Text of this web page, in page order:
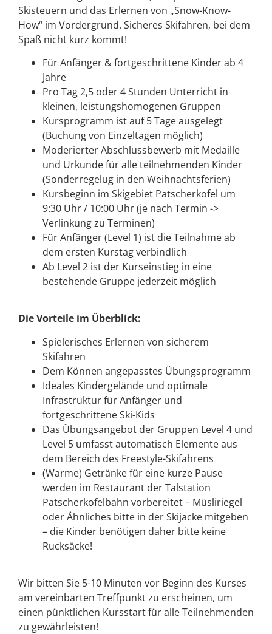
Skisteuern und das Erlernen von „Snow-Know-
How“ im Vordergrund. Sicheres Skifahren, bei dem
Spaß nicht kurz kommt!
Für Anfänger & fortgeschrittene Kinder ab 4
Jahre
Pro Tag 2,5 oder 4 Stunden Unterricht in
kleinen, leistungshomogenen Gruppen
Kursprogramm ist auf 5 Tage ausgelegt
(Buchung von Einzeltagen möglich)
Moderierter Abschlussbewerb mit Medaille
und Urkunde für alle teilnehmenden Kinder
(Sonderregelug in den Weihnachtsferien)
Kursbeginn im Skigebiet Patscherkofel um
9:30 Uhr / 10:00 Uhr (je nach Termin ->
Verlinkung zu Terminen)
Für Anfänger (Level 1) ist die Teilnahme ab
dem ersten Kurstag verbindlich
Ab Level 2 ist der Kurseinstieg in eine
bestehende Gruppe jederzeit möglich
Die Vorteile im Überblick:
Spielerisches Erlernen von sicherem
Skifahren
Dem Können angepasstes Übungsprogramm
Ideales Kindergelände und optimale
Infrastruktur für Anfänger und
fortgeschrittene Ski-Kids
Das Übungsangebot der Gruppen Level 4 und
Level 5 umfasst automatisch Elemente aus
dem Bereich des Freestyle-Skifahrens
(Warme) Getränke für eine kurze Pause
werden im Restaurant der Talstation
Patscherkofelbahn vorbereitet – Müsliriegel
oder Ähnliches bitte in der Skijacke mitgeben
– die Kinder benötigen daher bitte keine
Rucksäcke!
Wir bitten Sie 5-10 Minuten vor Beginn des Kurses
am vereinbarten Treffpunkt zu erscheinen, um
einen pünktlichen Kursstart für alle Teilnehmenden
zu gewährleisten!